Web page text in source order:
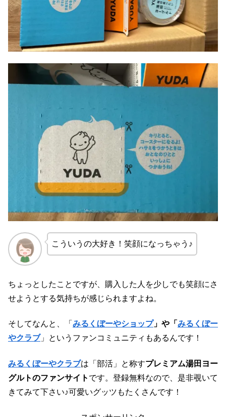
こういうの大好き！笑顔になっちゃう♪
ちょっとしたことですが、購入した人を少しでも笑顔にさ
せようとする気持ちが感じられますよね。
そしてなんと、「 みるくぼーやショップ」や「 みるくぼー
やクラブ」というファンコミュニティもあるんです！
みるくぼーやクラブは「部活」と称すプレミアム湯田ヨー
グルトのファンサイト です。登録無料なので、是非覗いて
きてみて下さい♪可愛いグッツもたくさんです！